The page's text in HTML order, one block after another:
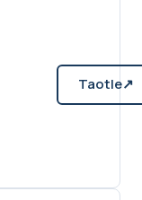
Taotle↗